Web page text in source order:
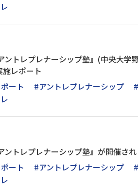
ントレプレナーシップ塾』(中央大
レポート
ート
#アントレプレナーシップ
ントレプレナーシップ塾』が開催
ート
#アントレプレナーシップ